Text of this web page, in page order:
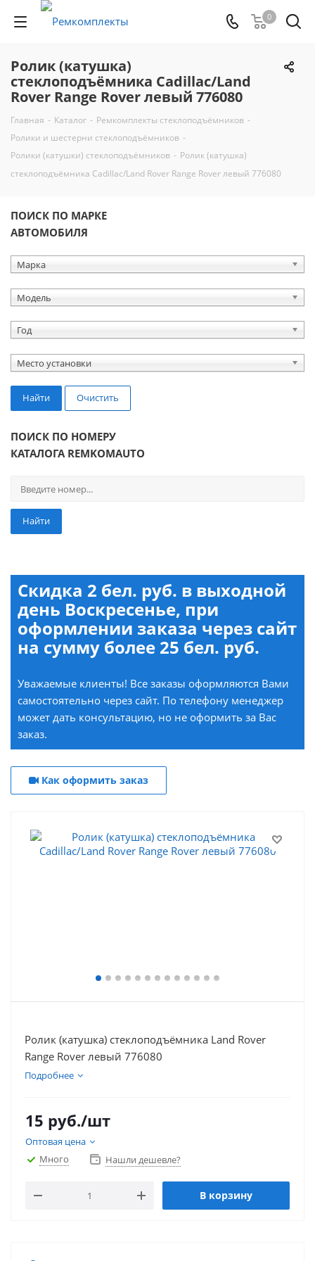
0
Ролик (катушка)
стеклоподъёмника Cadillac/Land
Rover Range Rover левый 776080
Главная - Каталог - Ремкомплекты стеклоподъёмников -
Ролики и шестерни стеклоподъёмников -
Ролики (катушки) стеклоподъёмников - Ролик (катушка)
стеклоподъёмника Cadillac/Land Rover Range Rover левый 776080
ПОИСК ПО МАРКЕ
АВТОМОБИЛЯ
Марка
Модель
Год
Место установки
Найти Очистить
ПОИСК ПО НОМЕРУ
КАТАЛОГА REMKOMAUTO
Найти
Скидка 2 бел. руб. в выходной
день Воскресенье, при
оформлении заказа через сайт
на сумму более 25 бел. руб.
Уважаемые клиенты! Все заказы оформляются Вами
самостоятельно через сайт. По телефону менеджер
может дать консультацию, но не оформить за Вас
заказ.
Как оформить заказ
Ролик (катушка) стеклоподъёмника Land Rover
Range Rover левый 776080
Подробнее
15 руб./шт
Оптовая цена
Много
Нашли дешевле?
В корзину